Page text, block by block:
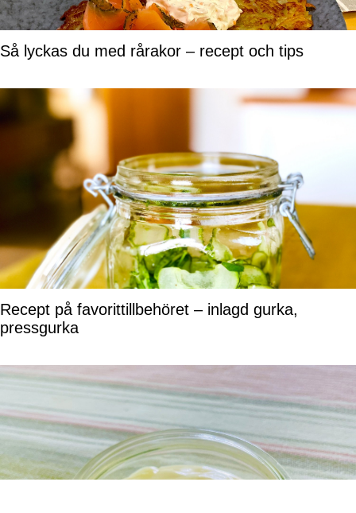
Så lyckas du med rårakor – recept och tips
Recept på favorittillbehöret – inlagd gurka,
pressgurka